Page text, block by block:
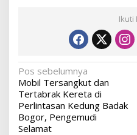
Ikuti
Navigasi
pos
Pos sebelumnya
Mobil Tersangkut dan
Tertabrak Kereta di
Perlintasan Kedung Badak
Bogor, Pengemudi
Selamat